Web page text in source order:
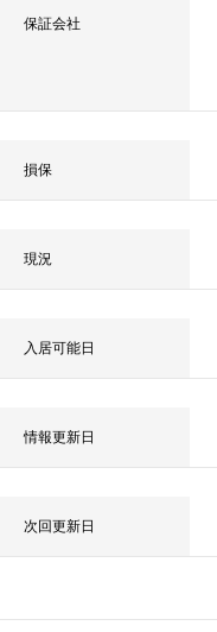
保証会社
損保
現況
入居可能日
情報更新日
次回更新日